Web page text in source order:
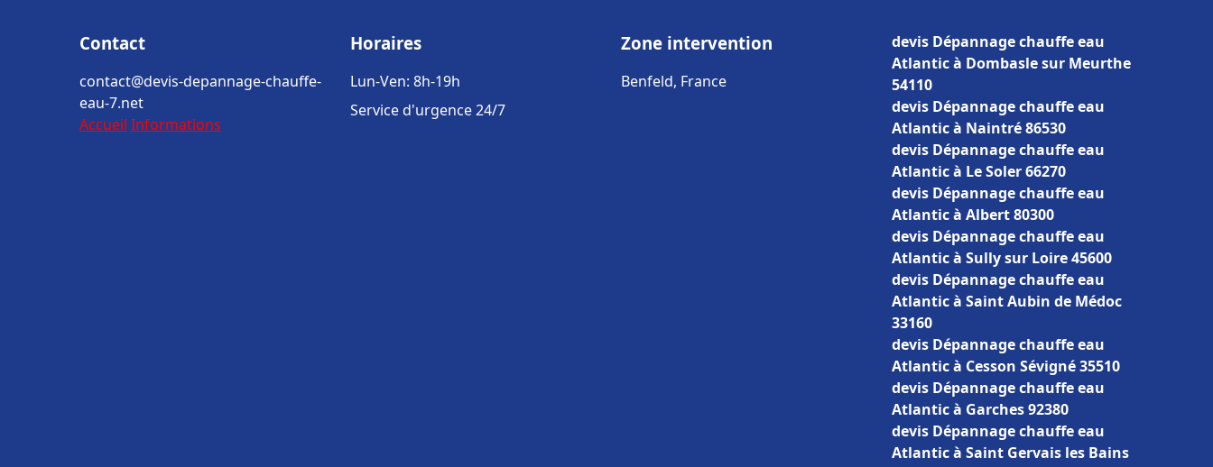
Contact
contact@devis-depannage-chauffe-
eau-7.net
Accueil Informations
Horaires
Lun-Ven: 8h-19h
Service d'urgence 24/7
Zone intervention
Benfeld, France
devis Dépannage chauffe eau
Atlantic à Dombasle sur Meurthe
54110
devis Dépannage chauffe eau
Atlantic à Naintré 86530
devis Dépannage chauffe eau
Atlantic à Le Soler 66270
devis Dépannage chauffe eau
Atlantic à Albert 80300
devis Dépannage chauffe eau
Atlantic à Sully sur Loire 45600
devis Dépannage chauffe eau
Atlantic à Saint Aubin de Médoc
33160
devis Dépannage chauffe eau
Atlantic à Cesson Sévigné 35510
devis Dépannage chauffe eau
Atlantic à Garches 92380
devis Dépannage chauffe eau
Atlantic à Saint Gervais les Bains